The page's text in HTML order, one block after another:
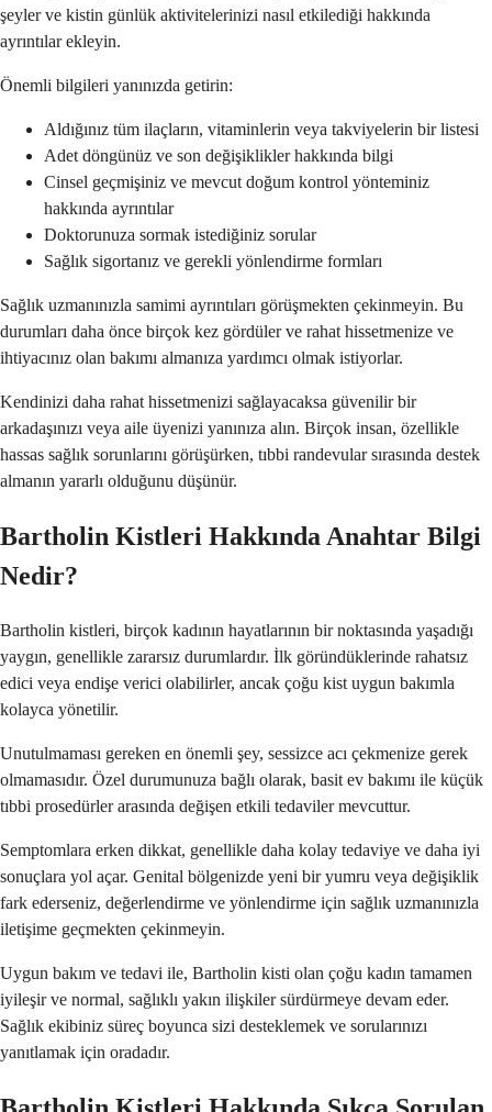
şeyler ve kistin günlük aktivitelerinizi nasıl etkilediği hakkında
ayrıntılar ekleyin.
Önemli bilgileri yanınızda getirin:
Aldığınız tüm ilaçların, vitaminlerin veya takviyelerin bir listesi
Adet döngünüz ve son değişiklikler hakkında bilgi
Cinsel geçmişiniz ve mevcut doğum kontrol yönteminiz
hakkında ayrıntılar
Doktorunuza sormak istediğiniz sorular
Sağlık sigortanız ve gerekli yönlendirme formları
Sağlık uzmanınızla samimi ayrıntıları görüşmekten çekinmeyin. Bu
durumları daha önce birçok kez gördüler ve rahat hissetmenize ve
ihtiyacınız olan bakımı almanıza yardımcı olmak istiyorlar.
Kendinizi daha rahat hissetmenizi sağlayacaksa güvenilir bir
arkadaşınızı veya aile üyenizi yanınıza alın. Birçok insan, özellikle
hassas sağlık sorunlarını görüşürken, tıbbi randevular sırasında destek
almanın yararlı olduğunu düşünür.
Bartholin Kistleri Hakkında Anahtar Bilgi
Nedir?
Bartholin kistleri, birçok kadının hayatlarının bir noktasında yaşadığı
yaygın, genellikle zararsız durumlardır. İlk göründüklerinde rahatsız
edici veya endişe verici olabilirler, ancak çoğu kist uygun bakımla
kolayca yönetilir.
Unutulmaması gereken en önemli şey, sessizce acı çekmenize gerek
olmamasıdır. Özel durumunuza bağlı olarak, basit ev bakımı ile küçük
tıbbi prosedürler arasında değişen etkili tedaviler mevcuttur.
Semptomlara erken dikkat, genellikle daha kolay tedaviye ve daha iyi
sonuçlara yol açar. Genital bölgenizde yeni bir yumru veya değişiklik
fark ederseniz, değerlendirme ve yönlendirme için sağlık uzmanınızla
iletişime geçmekten çekinmeyin.
Uygun bakım ve tedavi ile, Bartholin kisti olan çoğu kadın tamamen
iyileşir ve normal, sağlıklı yakın ilişkiler sürdürmeye devam eder.
Sağlık ekibiniz süreç boyunca sizi desteklemek ve sorularınızı
yanıtlamak için oradadır.